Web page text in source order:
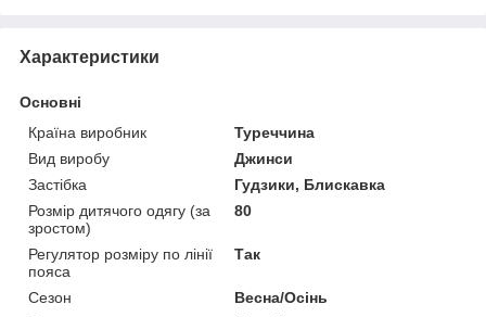
Характеристики
Основні
Країна виробник
Туреччина
Вид виробу
Джинси
Застібка
Гудзики, Блискавка
Розмір дитячого одягу (за
зростом)
80
Регулятор розміру по лінії
пояса
Так
Сезон
Весна/Осінь